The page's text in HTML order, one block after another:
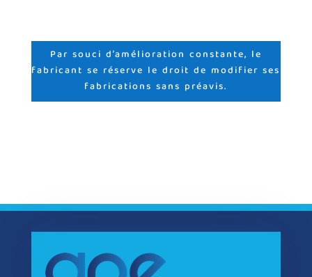
Par souci d’amélioration constante, le
fabricant se réserve le droit de modifier ses
fabrications sans préavis.